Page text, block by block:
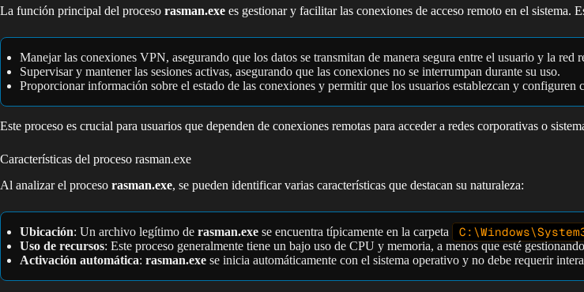
La función principal del proceso rasman.exe es gestionar y facilitar las conexiones de acceso remoto en el sistema.
Manejar las conexiones VPN, asegurando que los datos se transmitan de manera segura entre el usuario y la red
Supervisar y mantener las sesiones activas, asegurando que las conexiones no se interrumpan durante su uso.
Proporcionar información sobre el estado de las conexiones y permitir que los usuarios establezcan y configuren
Este proceso es crucial para usuarios que dependen de conexiones remotas para acceder a redes corporativas o
Características del proceso rasman.exe
Al analizar el proceso rasman.exe, se pueden identificar varias características que destacan su naturaleza:
Ubicación: Un archivo legítimo de rasman.exe se encuentra típicamente en la carpeta
Uso de recursos: Este proceso generalmente tiene un bajo uso de CPU y memoria, a menos que esté
Activación automática: rasman.exe se inicia automáticamente con el sistema operativo y no debe requerir